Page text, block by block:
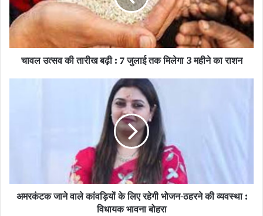
नक्सलियों ने दर्जनभर ग्रामीणों का नक्सलियों ने अपहरण कर लिया था।
नक्सलियों के हाथों मारे गए दौ ग्रामीण आत्ससमपर्ण कर चुके नक्सली नेता दिनेश
मोडियम के रिश्तेदार बताए गए थे। नक्सली नेता वैल्ला और उसकी टीम ने मंगलवार
की शाम 4 बजे इस घटना को अंजाम दिया मृतकों के परिजन शाम साढ़े सात बजे
चावल उत्सव की तारीख बढ़ी : 7 जुलाई तक मिलेगा 3 महीने का राशन
अमरकंटक जाने वाले कांवड़ियों के लिए रहेगी भोजन-ठहरने की व्यवस्था :
विधायक भावना बोहरा